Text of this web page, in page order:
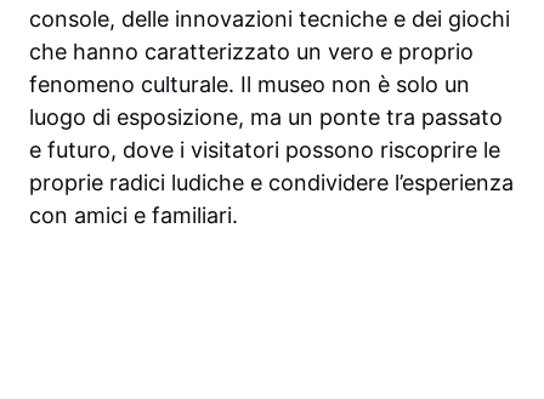
console, delle innovazioni tecniche e dei giochi
che hanno caratterizzato un vero e proprio
fenomeno culturale. Il museo non è solo un
luogo di esposizione, ma un ponte tra passato
e futuro, dove i visitatori possono riscoprire le
proprie radici ludiche e condividere l’esperienza
con amici e familiari.